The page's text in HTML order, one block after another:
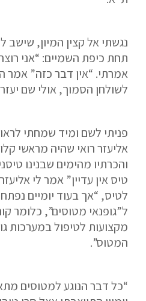
נגשתי אל קצין המיון, שישב
תחת כיפת השמיים: “אני
אמרתי. “אין דבר כזה” אמר
לשולחן הסמוך, אולי שם
פניתי לשם ומיד שמחתי
אליעזר רואי שהיה מראשי
והכרתיו מהימים שבנינו
טיס אין עדיין” אמר לי
לטיס, “אך בעוד יומיים
ל”גופנאי מטוסים”, כלומר
מקצועות לטיפול במערכות
המטוס”.
“כל דבר הנוגע למטוסים